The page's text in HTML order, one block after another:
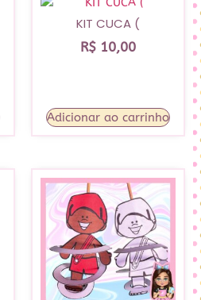
KIT CUCA (
R$ 10,00
Adicionar ao carrinho